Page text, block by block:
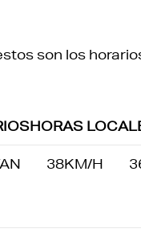
son los
38KM/H